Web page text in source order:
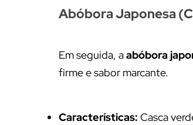
Abóbora Japonesa
Em seguida, aabóbora
firme e sabor marcante.
Características: Casca